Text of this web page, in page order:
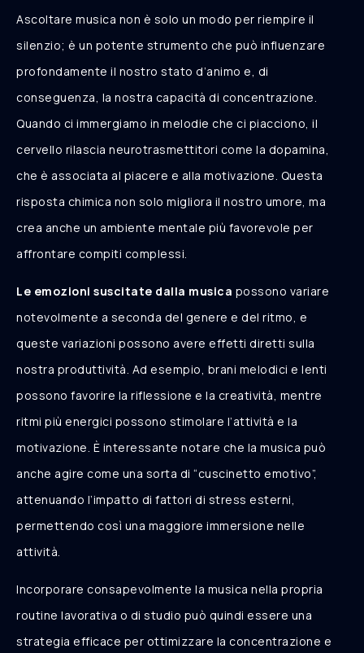
Ascoltare musica non è solo un modo per riempire il
silenzio; è un potente strumento che può influenzare
profondamente il nostro stato d’animo e, di
conseguenza, la nostra capacità di concentrazione.
Quando ci immergiamo in melodie che ci piacciono, il
cervello rilascia neurotrasmettitori come la dopamina,
che è associata al piacere e alla motivazione. Questa
risposta chimica non solo migliora il nostro umore, ma
crea anche un ambiente mentale più favorevole per
affrontare compiti complessi.
Le emozioni suscitate dalla musica possono variare
notevolmente a seconda del genere e del ritmo, e
queste variazioni possono avere effetti diretti sulla
nostra produttività. Ad esempio, brani melodici e lenti
possono favorire la riflessione e la creatività, mentre
ritmi più energici possono stimolare l’attività e la
motivazione. È interessante notare che la musica può
anche agire come una sorta di “cuscinetto emotivo”,
attenuando l’impatto di fattori di stress esterni,
permettendo così una maggiore immersione nelle
attività.
Incorporare consapevolmente la musica nella propria
routine lavorativa o di studio può quindi essere una
strategia efficace per ottimizzare la concentrazione e